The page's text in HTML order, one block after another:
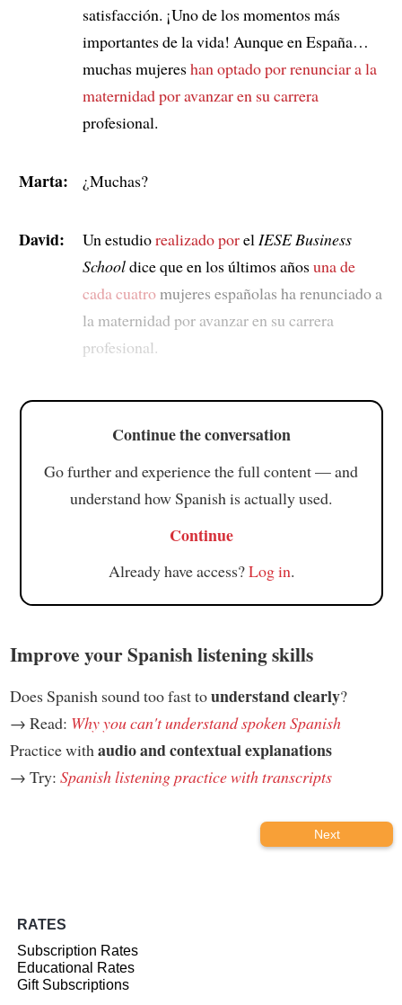
satisfacción. ¡Uno de los momentos más
importantes de la vida! Aunque en España…
muchas mujereshan optado por renunciar ala
maternidadpor avanzar en su carrera
profesional.
Marta: ¿Muchas?
David: Un estudiorealizado porel IESE Business
Schooldice que en los últimos añosuna de
cada cuatromujeres españolas ha renunciado a
la maternidad por avanzar en su carrera
profesional.
Continue the conversation
Go further and experience the full content — and
understand how Spanish is actually used.
Continue
Already have access?Log in.
Improve your Spanish listening skills
Does Spanish sound too fast tounderstand clearly?
→ Read: Why you can't understand spoken Spanish
Practice with audio and contextual explanations
→ Try: Spanish listening practice with transcripts
Next
RATES
Subscription Rates
Educational Rates
Gift Subscriptions